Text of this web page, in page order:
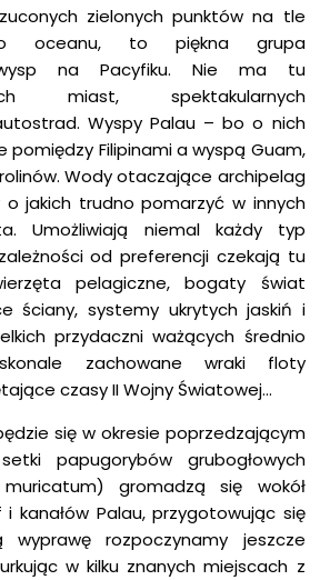
zielonych punktów na tle
oceanu, to piękna grupa
wysp na Pacyfiku. Nie ma tu
miast, spektakularnych
Wyspy Palau – bo o nich
pomiędzy Filipinami a wyspą Guam,
Wody otaczające archipelag
o jakich trudno pomarzyć w innych
Umożliwiają niemal każdy typ
od preferencji czekają tu
pelagiczne, bogaty świat
ściany, systemy ukrytych jaskiń i
przydaczni ważących średnio
zachowane wraki floty
czasy II Wojny Światowej…
się w okresie poprzedzającym
papugorybów grubogłowych
gromadzą się wokół
kanałów Palau, przygotowując się
wyprawę rozpoczynamy jeszcze
w kilku znanych miejscach z